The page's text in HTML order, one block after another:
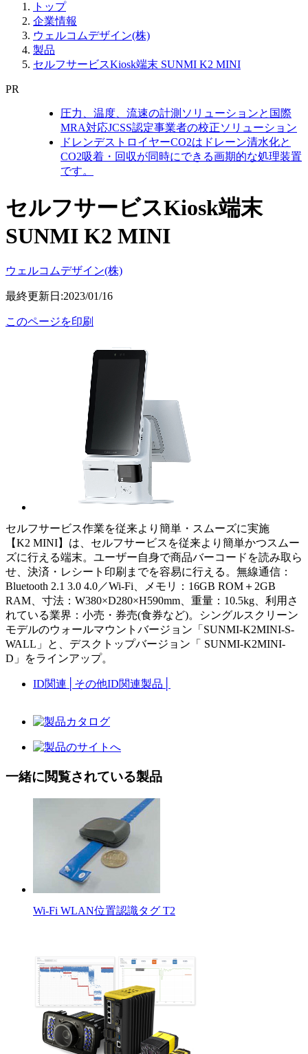
トップ
企業情報
ウェルコムデザイン(株)
製品
セルフサービスKiosk端末 SUNMI K2 MINI
PR
圧力、温度、流速の計測ソリューションと国際
MRA対応JCSS認定事業者の校正ソリューション
ドレンデストロイヤーCO2はドレーン清水化と
CO2吸着・回収が同時にできる画期的な処理装置
です。
セルフサービスKiosk端末
SUNMI K2 MINI
ウェルコムデザイン(株)
最終更新日:2023/01/16
このページを印刷
セルフサービス作業を従来より簡単・スムーズに実施
【K2 MINI】は、セルフサービスを従来より簡単かつスムー
ズに行える端末。ユーザー自身で商品バーコードを読み取ら
せ、決済・レシート印刷までを容易に行える。無線通信：
Bluetooth 2.1 3.0 4.0／Wi-Fi、メモリ：16GB ROM＋2GB
RAM、寸法：W380×D280×H590mm、重量：10.5kg、利用さ
れている業界：小売・券売(食券など)。シングルスクリーン
モデルのウォールマウントバージョン「SUNMI-K2MINI-S-
WALL」と、デスクトップバージョン「 SUNMI-K2MINI-
D」をラインアップ。
ID関連 その他ID関連製品
一緒に閲覧されている製品
Wi-Fi WLAN位置認識タグ T2